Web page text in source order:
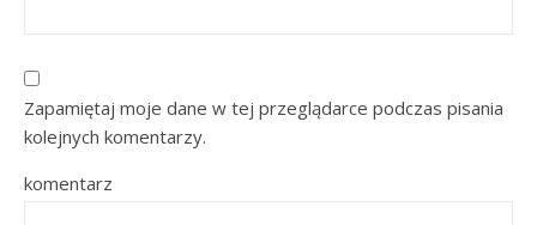
Zapamiętaj moje dane w tej przeglądarce podczas pisania
kolejnych komentarzy.
komentarz